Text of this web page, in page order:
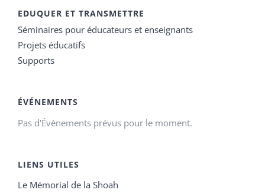
EDUQUER ET TRANSMETTRE
Séminaires pour éducateurs et enseignants
Projets éducatifs
Supports
ÉVÉNEMENTS
Pas d'Évènements prévus pour le moment.
LIENS UTILES
Le Mémorial de la Shoah